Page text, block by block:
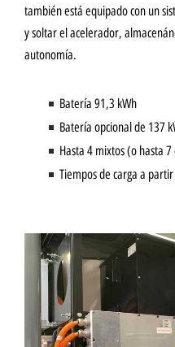
también está equipado con un
y soltar el acelerador,
autonomía.
Batería 91,3 kWh
Batería opcional de 137
Hasta 4 mixtos (o hasta
Tiempos de carga a